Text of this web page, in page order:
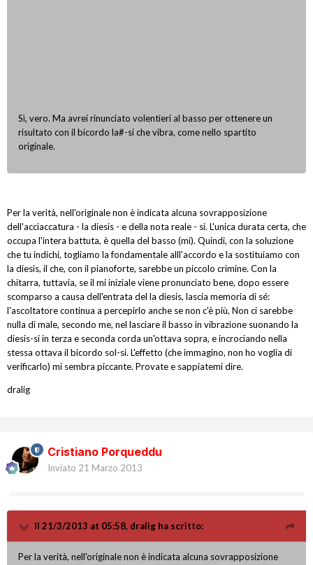
Sì, vero. Ma avrei rinunciato volentieri al basso per ottenere un
risultato con il bicordo la#-si che vibra, come nello spartito
originale.
Per la verità, nell'originale non è indicata alcuna sovrapposizione
dell'acciaccatura - la diesis - e della nota reale - si. L'unica durata certa, che
occupa l'intera battuta, è quella del basso (mi). Quindi, con la soluzione
che tu indichi, togliamo la fondamentale alll'accordo e la sostituiamo con
la diesis, il che, con il pianoforte, sarebbe un piccolo crimine. Con la
chitarra, tuttavia, se il mi iniziale viene pronunciato bene, dopo essere
scomparso a causa dell'entrata del la diesis, lascia memoria di sé:
l'ascoltatore continua a percepirlo anche se non c'è più, Non ci sarebbe
nulla di male, secondo me, nel lasciare il basso in vibrazione suonando la
diesis-si in terza e seconda corda un'ottava sopra, e incrociando nella
stessa ottava il bicordo sol-si. L'effetto (che immagino, non ho voglia di
verificarlo) mi sembra piccante. Provate e sappiatemi dire.
dralig
Cristiano Porqueddu
Inviato 21 Marzo 2013
Il 21/3/2013 at 05:58, dralig ha scritto:
Per la verità, nell'originale non è indicata alcuna sovrapposizione